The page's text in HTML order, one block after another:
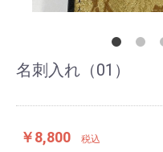
名刺入れ（01）
￥8,800 税込